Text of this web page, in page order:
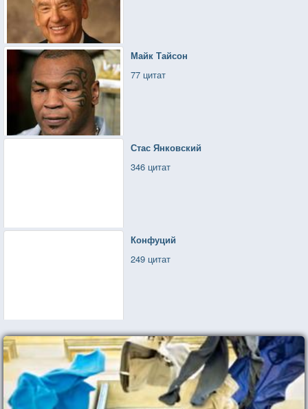
Майк Тайсон
77 цитат
Стас Янковский
346 цитат
Конфуций
249 цитат